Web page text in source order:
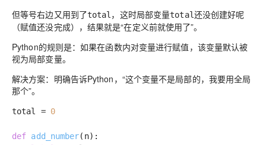
但等号右边又用到了total ，这时局部变量total还没创建好呢
（赋值还没完成），结果就是“在定义前就使用了”。
Python的规则是：如果在函数内对变量进行赋值，该变量默认被
视为局部变量。
解决方案：明确告诉Python，“这个变量不是局部的，我要用全局
那个”。
total = 0
def add_number(n) :